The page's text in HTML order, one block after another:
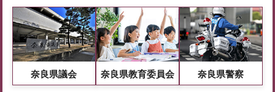
奈良県議会 奈良県教育委員会 奈良県警察